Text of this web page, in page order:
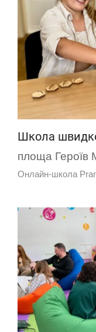
Школа
площа Героїв
Онлайн-школа